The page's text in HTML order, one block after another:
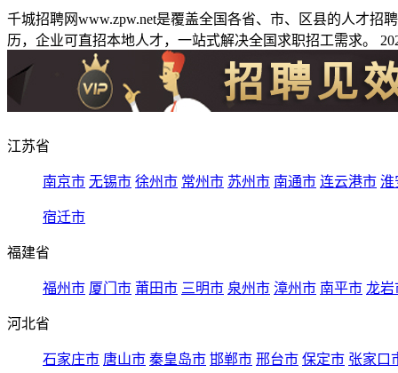
千城招聘网www.zpw.net是覆盖全国各省、市、区县的人才
历，企业可直招本地人才，一站式解决全国求职招工需求。
江苏省
南京市 无锡市 徐州市 常州市 苏州市 南通市 连云港市 淮
宿迁市
福建省
福州市 厦门市 莆田市 三明市 泉州市 漳州市 南平市 龙岩
河北省
石家庄市 唐山市 秦皇岛市 邯郸市 邢台市 保定市 张家口